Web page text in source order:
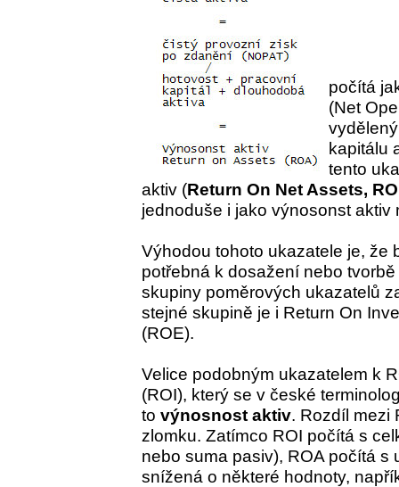
počítá
(Net
kapitálu
tento
aktiv (Return On Net Assets,
jednoduše i jako výnosonst aktiv
Výhodou tohoto ukazatele je, že
potřebná k dosažení nebo
skupiny poměrových ukazatelů
stejné skupině je i Return On
(ROE).
Velice podobným ukazatelem k
(ROI), který se v české
to výnosnost aktiv. Rozdíl mezi
zlomku. Zatímco ROI počítá s
nebo suma pasiv), ROA počítá s
snížená o některé hodnoty,